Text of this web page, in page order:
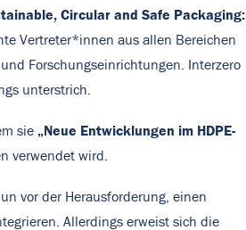
Circular and Safe Packaging:
Vertreter*innen aus allen Bereichen
Forschungseinrichtungen. Interzero
unterstrich.
sie „Neue Entwicklungen im HDPE-
verwendet wird.
vor der Herausforderung, einen
Allerdings erweist sich die